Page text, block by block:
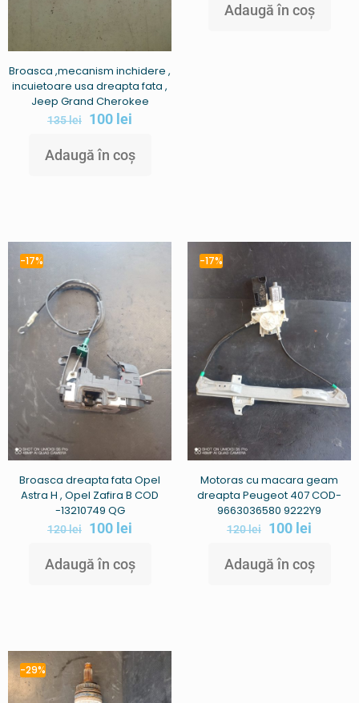
Broasca ,mecanism inchidere ,
incuietoare usa dreapta fata ,
Jeep Grand Cherokee
135lei 100 lei
Adaugă în coș
Adaugă în coș
-17%
Broasca dreapta fata Opel
Astra H , Opel Zafira B COD
-13210749 QG
120lei 100 lei
Adaugă în coș
-17%
Motoras cu macara geam
dreapta Peugeot 407 COD-
9663036580 9222Y9
120lei 100 lei
Adaugă în coș
-29%